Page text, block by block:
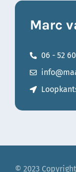
Marc
06 - 52
© 2023